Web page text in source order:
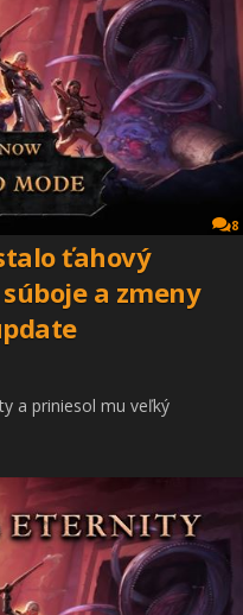
8
ťahový
a zmeny
a priniesol mu veľký